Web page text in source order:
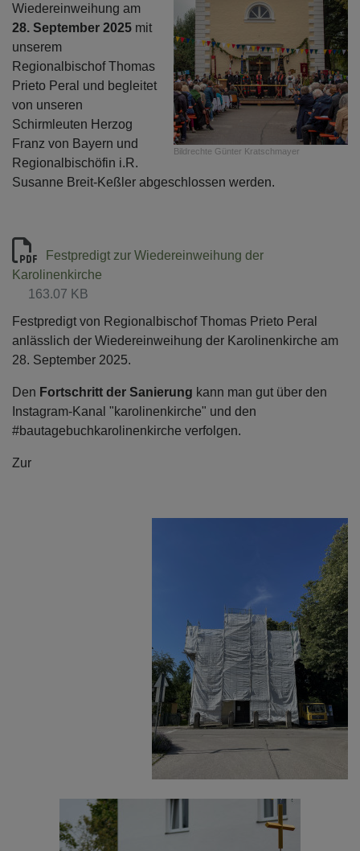
Bildrechte Günter Kratschmayer
Wiedereinweihung am
28. September 2025 mit
unserem
Regionalbischof Thomas
Prieto Peral und begleitet
von unseren
Schirmleuten Herzog
Franz von Bayern und
Regionalbischöfin i.R.
Susanne Breit-Keßler abgeschlossen werden.
Festpredigt zur Wiedereinweihung der
Karolinenkirche
163.07 KB
Festpredigt von Regionalbischof Thomas Prieto Peral
anlässlich der Wiedereinweihung der Karolinenkirche am
28. September 2025.
Den Fortschritt der Sanierung kann man gut über den
Instagram-Kanal "karolinenkirche" und den
#bautagebuchkarolinenkirche verfolgen.
Zur